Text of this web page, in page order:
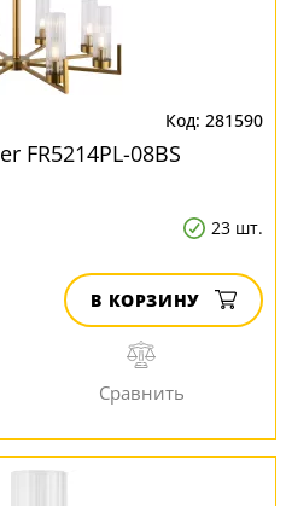
281590
FR5214PL-08BS
23 шт.
В КОРЗИНУ